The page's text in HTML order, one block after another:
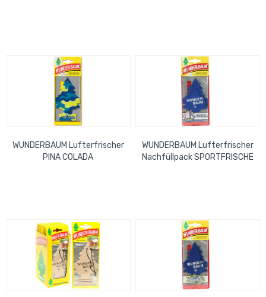
WUNDERBAUM Lufterfrischer
PINA COLADA
WUNDERBAUM Lufterfrischer
Nachfüllpack SPORTFRISCHE